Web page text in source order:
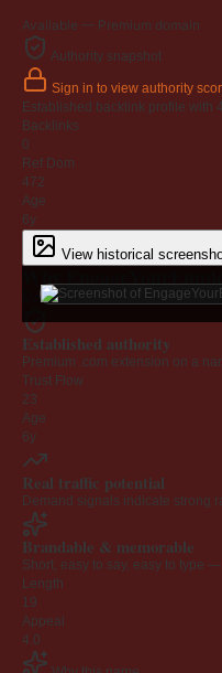
Available — Premium domain
Authority snapshot
Sign in to view authority
Established backlink profile with
Backlinks
0
Ref Dom
472
Age
6y
View historical
Why
Every claim below is backed by
Established authority
Premium .com extension on a
Trust Flow
23
Age
6y
Real traffic potential
Demand signals indicate strong
Brandable & memorable
Short, easy to say, easy to type
Length
19
Appeal
4.0